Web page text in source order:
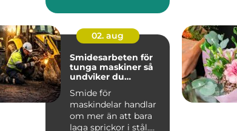
02. aug
Smidesarbeten för
tunga maskiner så
undviker du
Smide för
maskindelar handlar
om mer än att bara
laga sprickor i stål.